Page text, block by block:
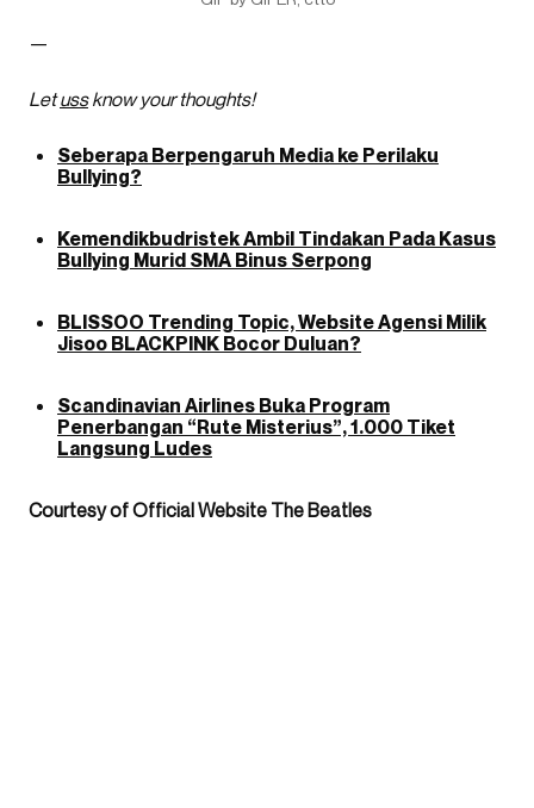
—
Letussknow your thoughts!
Seberapa Berpengaruh Media ke Perilaku
Bullying?
Kemendikbudristek Ambil Tindakan Pada Kasus
Bullying Murid SMA Binus Serpong
BLISSOO Trending Topic, Website Agensi Milik
Jisoo BLACKPINK Bocor Duluan?
Scandinavian Airlines Buka Program
Penerbangan “Rute Misterius”, 1.000 Tiket
Langsung Ludes
Courtesy of Official Website The Beatles